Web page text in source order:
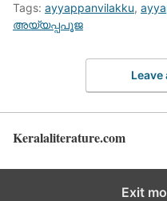
Tags: ayyappanvilakku,
അയ്യപ്പപൂജ
Leave
Keralaliterature.com
Exit